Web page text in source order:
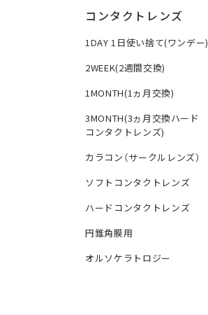
コンタクトレンズ
1DAY 1日使い捨て(ワンデー)
2WEEK(2週間交換)
1MONTH(1ヵ月交換)
3MONTH(3ヵ月交換ハード
コンタクトレンズ)
カラコン（サークルレンズ）
ソフトコンタクトレンズ
ハードコンタクトレンズ
円錐角膜用
オルソケラトロジー